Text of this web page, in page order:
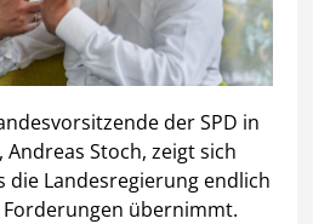
der SPD in
Stoch, zeigt sich
Landesregierung endlich
übernimmt.